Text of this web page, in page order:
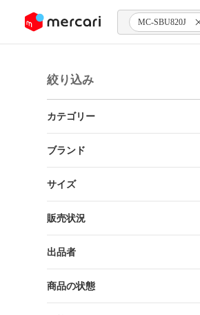
ツにスキップ MC-SBU820J
絞り込み
カテゴリー
ブランド
サイズ
販売状況
出品者
商品の状態